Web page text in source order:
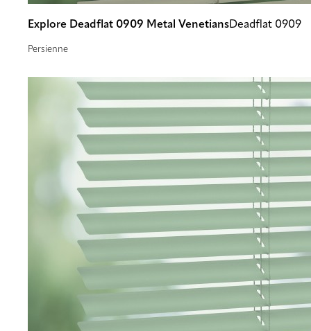
Explore Deadflat 0909 Metal VenetiansDeadflat 0909
Persienne